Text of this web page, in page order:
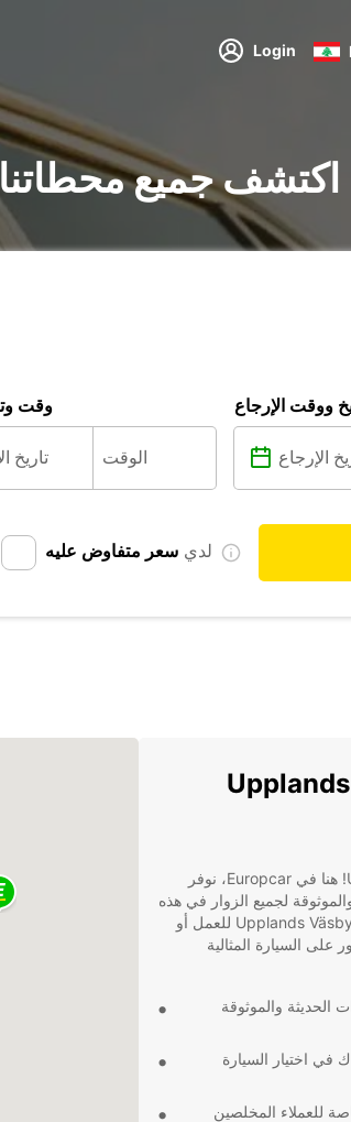
Login
تأجير السيارات في Upplands Väsby : اكتشف جميع محطاتنا
وقت ووقت الإرجاع
لدي سعر متفاوض عليه
تأجير السيارات في Upplands
مرحبًا بكم في Upplands Väsby! هنا في Europcar، نوفر
لجميع الزوار في هذه
المدينة الجميلة. سواء كنت تزور Upplands Väsby للعمل أو
على السيارة المثالية
الحديثة والموثوقة
في اختيار السيارة
للعملاء المخلصين